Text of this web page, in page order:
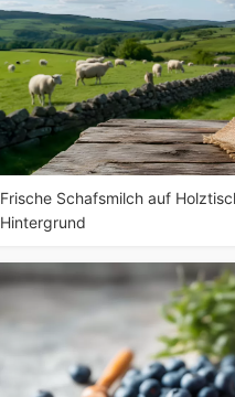
Frische Schafsmilch auf
Hintergrund